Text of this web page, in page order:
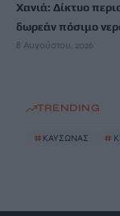
Χανιά: Δίκτυο
δωρεάν πόσιμο
8 Αυγούστου, 2026
TRENDING
# ΚΑΥΣΩΝΑΣ #